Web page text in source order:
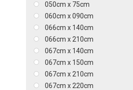
050cm x 75cm
060cm x 090cm
066cm x 140cm
066cm x 210cm
067cm x 140cm
067cm x 150cm
067cm x 210cm
067cm x 220cm